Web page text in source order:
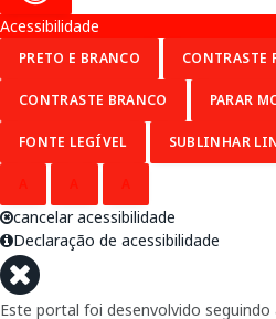
Acessibilidade
PRETO E BRANCO CONTRASTE
CONTRASTE BRANCO PARAR
FONTE LEGÍVEL SUBLINHAR
cancelar acessibilidade
Declaração de acessibilidade
Este portal foi desenvolvido